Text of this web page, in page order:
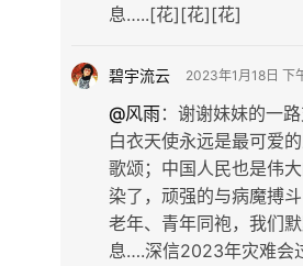
息…..[花][花][花]
碧宇流云 2023年1月18日 下
@风雨： 谢谢妹妹的一路
白衣天使永远是最可爱
歌颂；中国人民也是伟
染了，顽强的与病魔搏
老年、青年同袍，我们
息….深信2023年灾难会